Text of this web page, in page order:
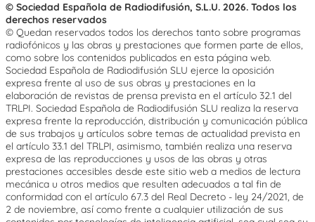
© Sociedad Española de Radiodifusión, S.L.U. 2026. Todos los
derechos reservados
© Quedan reservados todos los derechos tanto sobre programas
radiofónicos y las obras y prestaciones que formen parte de ellos,
como sobre los contenidos publicados en esta página web.
Sociedad Española de Radiodifusión SLU ejerce la oposición
expresa frente al uso de sus obras y prestaciones en la
elaboración de revistas de prensa prevista en el artículo 32.1 del
TRLPI. Sociedad Española de Radiodifusión SLU realiza la reserva
expresa frente la reproducción, distribución y comunicación pública
de sus trabajos y artículos sobre temas de actualidad prevista en
el artículo 33.1 del TRLPI, asimismo, también realiza una reserva
expresa de las reproducciones y usos de las obras y otras
prestaciones accesibles desde este sitio web a medios de lectura
mecánica u otros medios que resulten adecuados a tal fin de
conformidad con el artículo 67.3 del Real Decreto - ley 24/2021, de
2 de noviembre, así como frente a cualquier utilización de sus